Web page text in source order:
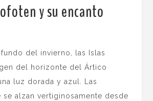
y su encanto
del invierno, las Islas
del horizonte del Ártico
luz dorada y azul. Las
se alzan vertiginosamente desde